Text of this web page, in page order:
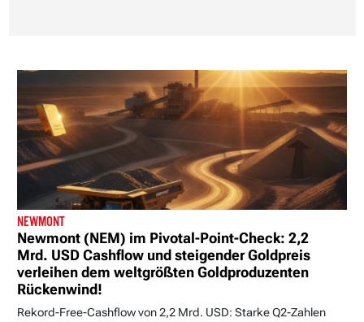
NEWMONT
Newmont (NEM) im Pivotal-Point-Check: 2,2
Mrd. USD Cashflow und steigender Goldpreis
verleihen dem weltgrößten Goldproduzenten
Rückenwind!
Rekord-Free-Cashflow von 2,2 Mrd. USD: Starke Q2-Zahlen